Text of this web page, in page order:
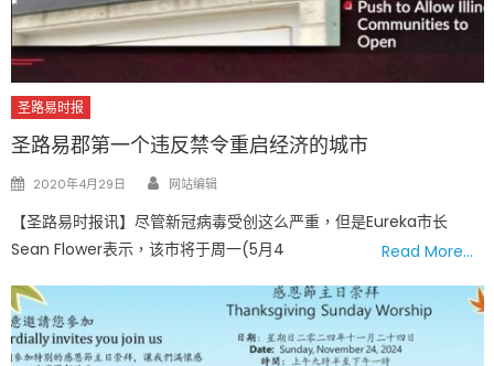
圣路易时报
圣路易郡第一个违反禁令重启经济的城市
Posted
2020年4月29日 Author
网站编辑
【圣路易时报讯】尽管新冠病毒受创这么严重，但是Eureka市长
Sean Flower表示，该市将于周一(5月4
Read More…